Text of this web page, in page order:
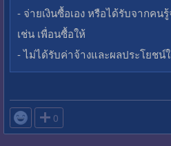
- จ่ายเงินซื้อเอง หรือได้รับจากคน
เช่น เพื่อนซื้อให้
- ไม่ได้รับค่าจ้างและผลประโยชน์
 0